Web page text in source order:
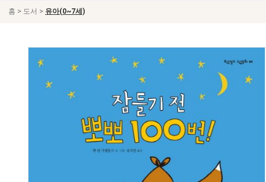
홈 > 도서 > 유아(0~7세)